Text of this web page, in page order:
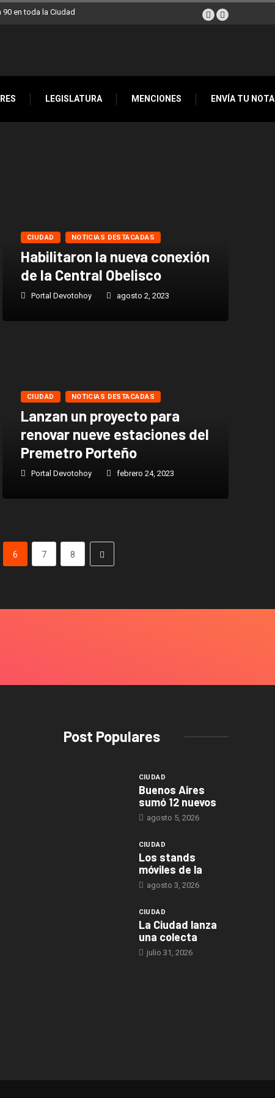
en toda la Ciudad
LEGISLATURA MENCIONES ENVÍA TU NOTA
CIUDAD NOTICIAS DESTACADAS
Habilitaron la nueva conexión
de la Central Obelisco
Portal Devotohoy agosto 2, 2023
CIUDAD NOTICIAS DESTACADAS
Lanzan un proyecto para
renovar nueve estaciones del
Premetro Porteño
Portal Devotohoy febrero 24, 2023
6 7 8
Post Populares
CIUDAD
Buenos Aires
sumó 12 nuevos
agosto 5, 2026
CIUDAD
Los stands
móviles de la
agosto 3, 2026
CIUDAD
La Ciudad lanza
una colecta
julio 31, 2026